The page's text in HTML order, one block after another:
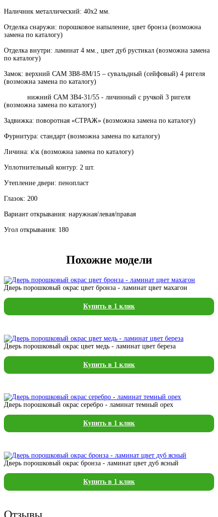
Наличник металлический: 40х2 мм.
Отделка снаружи: порошковое напыление, цвет бронза (возможна
замена по каталогу)
Отделка внутри: ламинат 4 мм., цвет дуб рустикал (возможна замена
по каталогу)
Замок: верхний САМ ЗВ8-8М/15 – сувальдный (сейфовый) 4 ригеля
(возможна замена по каталогу)
нижний САМ ЗВ4-31/55 - личинный с ручкой 3 ригеля
(возможна замена по каталогу)
Задвижка: поворотная «СТРАЖ» (возможна замена по каталогу)
Фурнитура: стандарт (возможна замена по каталогу)
Личина: к\к (возможна замена по каталогу)
Уплотнительный контур: 2 шт.
Утепление двери: пенопласт
Глазок: 200
Вариант открывания: наружная/левая/правая
Угол открывания: 180
Похожие модели
Дверь порошковый окрас цвет бронза - ламинат цвет махагон
Купить в 1 клик
Дверь порошковый окрас цвет медь - ламинат цвет береза
Купить в 1 клик
Дверь порошковый окрас серебро - ламинат темный орех
Купить в 1 клик
Дверь порошковый окрас бронза - ламинат цвет дуб ясный
Купить в 1 клик